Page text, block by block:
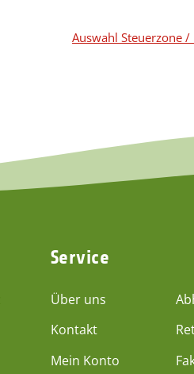
Auswahl Steuerzone
Service
Über uns
Kontakt
Mein Konto